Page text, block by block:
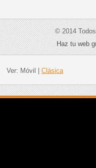
© 2014
Haz tu web
Ver: Móvil | Clásica